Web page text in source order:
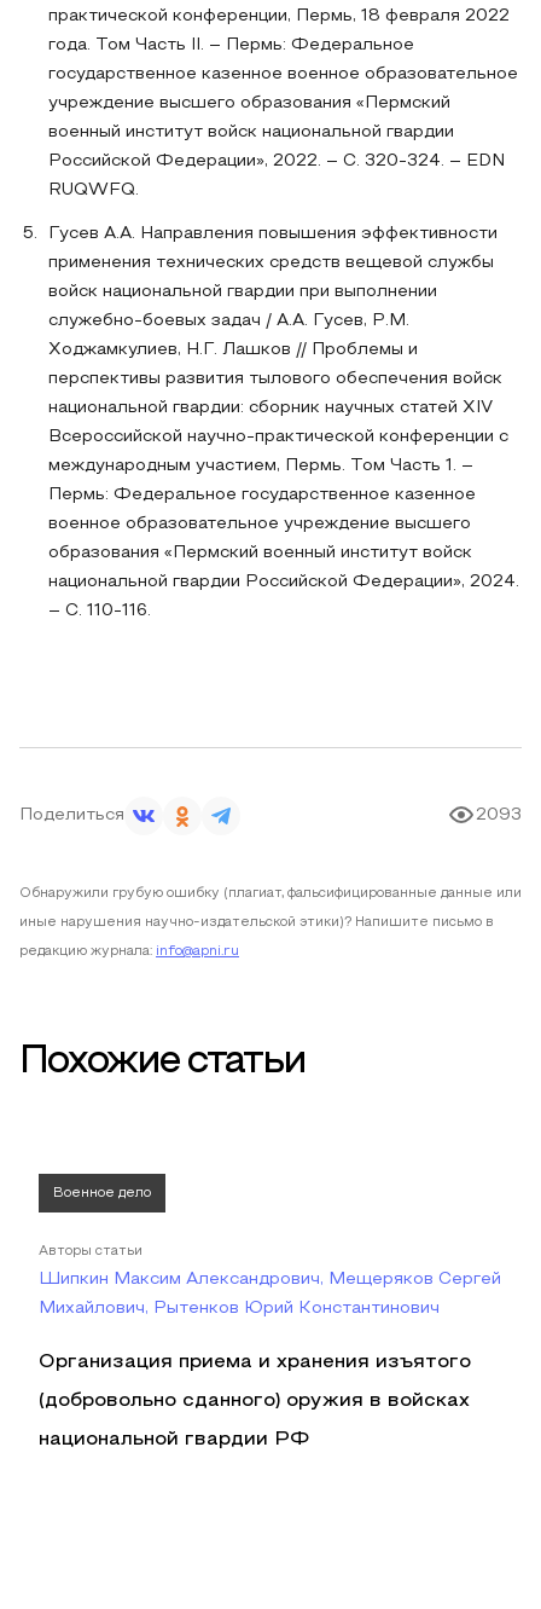
практической конференции, Пермь, 18 февраля 2022
года. Том Часть II. – Пермь: Федеральное
государственное казенное военное образовательное
учреждение высшего образования «Пермский
военный институт войск национальной гвардии
Российской Федерации», 2022. – С. 320-324. – EDN
RUQWFQ.
Гусев А.А. Направления повышения эффективности
применения технических средств вещевой службы
войск национальной гвардии при выполнении
служебно-боевых задач / А.А. Гусев, Р.М.
Ходжамкулиев, Н.Г. Лашков // Проблемы и
перспективы развития тылового обеспечения войск
национальной гвардии: сборник научных статей XIV
Всероссийской научно-практической конференции с
международным участием, Пермь. Том Часть 1. –
Пермь: Федеральное государственное казенное
военное образовательное учреждение высшего
образования «Пермский военный институт войск
национальной гвардии Российской Федерации», 2024.
– С. 110-116.
Поделиться 2093
Обнаружили грубую ошибку (плагиат, фальсифицированные данные или
иные нарушения научно-издательской этики)? Напишите письмо в
редакцию журнала: info@apni.ru
Похожие статьи
Военное дело
Авторы статьи
Шипкин Максим Александрович, Мещеряков Сергей
Михайлович, Рытенков Юрий Константинович
Организация приема и хранения изъятого
(добровольно сданного) оружия в войсках
национальной гвардии РФ